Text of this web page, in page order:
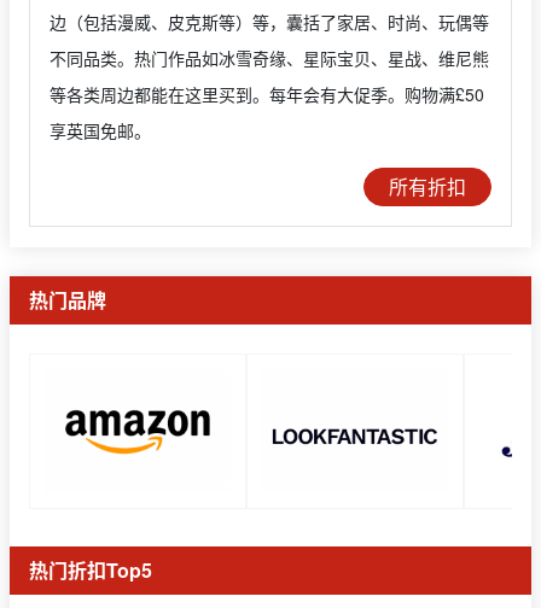
边（包括漫威、皮克斯等）等，囊括了家居、时尚、玩偶等
不同品类。热门作品如冰雪奇缘、星际宝贝、星战、维尼熊
等各类周边都能在这里买到。每年会有大促季。购物满£50
享英国免邮。
所有折扣
热门品牌
热门折扣Top5